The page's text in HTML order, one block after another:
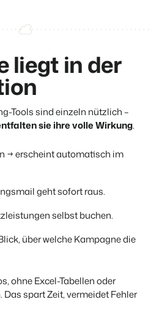
liegt in der
Tools sind einzeln nützlich –
sie ihre volle Wirkung.
→ erscheint automatisch im
geht sofort raus.
selbst buchen.
über welche Kampagne die
ohne Excel-Tabellen oder
spart Zeit, vermeidet Fehler